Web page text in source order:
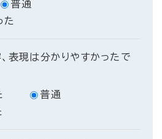
普通
た
表現は分かりやすかったで
普通